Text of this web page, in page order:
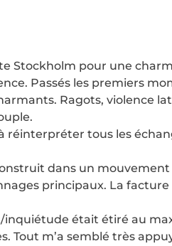
Stockholm pour une
Passés les premiers
Ragots, violence
tous les
dans un
principaux. La
était étiré au
Tout m’a semblé très